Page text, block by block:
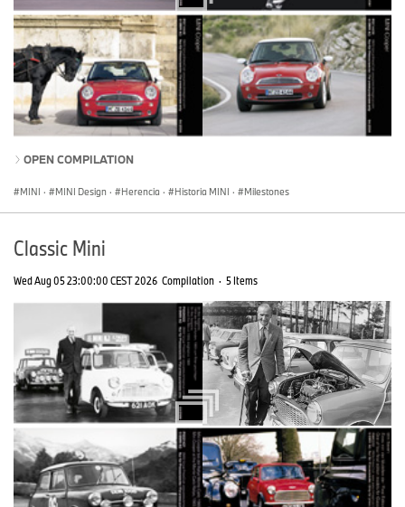
OPEN COMPILATION
MINI · MINI Design · Herencia · Historia MINI · Milestones
Classic Mini
Wed Aug 05 23:00:00 CEST 2026 Compilation · 5 Items